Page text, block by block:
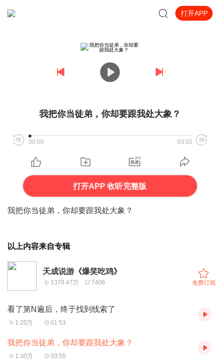
打开APP
我把你当徒弟，你却要跟我处大象？
00:00 03:55
打开APP 收听完整版
我把你当徒弟，你却要跟我处大象？
以上内容来自专辑
天成说游《爆笑吃鸡》
1370.47万 7406 免费订阅
看了第N遍后，终于找到线索了
1.20万 01:53
我把你当徒弟，你却要跟我处大象？
1.30万 03:55